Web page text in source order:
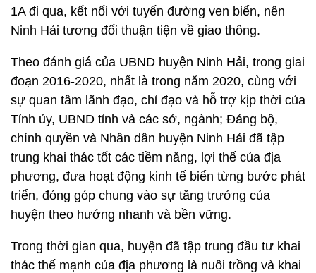
1A đi qua, kết nối với tuyến đường ven biển, nên
Ninh Hải tương đối thuận tiện về giao thông.
Theo đánh giá của UBND huyện Ninh Hải, trong giai
đoạn 2016-2020, nhất là trong năm 2020, cùng với
sự quan tâm lãnh đạo, chỉ đạo và hỗ trợ kịp thời của
Tỉnh ủy, UBND tỉnh và các sở, ngành; Đảng bộ,
chính quyền và Nhân dân huyện Ninh Hải đã tập
trung khai thác tốt các tiềm năng, lợi thế của địa
phương, đưa hoạt động kinh tế biển từng bước phát
triển, đóng góp chung vào sự tăng trưởng của
huyện theo hướng nhanh và bền vững.
Trong thời gian qua, huyện đã tập trung đầu tư khai
thác thế mạnh của địa phương là nuôi trồng và khai